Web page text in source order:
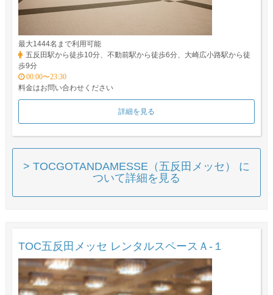
最大1444名まで利用可能
五反田駅から徒歩10分、不動前駅から徒歩6分、大崎広小路駅から徒
歩9分
00:00〜23:30
料金はお問い合わせください
詳細を見る
> TOCGOTANDAMESSE（五反田メッセ） に
ついて詳細を見る
TOC五反田メッセ レンタルスペースＡ-１